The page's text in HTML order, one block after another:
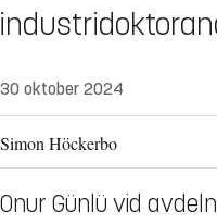
30 oktober 2024
Simon Höckerbo
Onur Günlü vid